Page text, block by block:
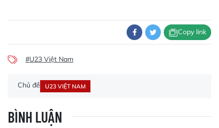
Copy link
#U23 Việt Nam
Chủ đề U23 VIỆT NAM
BÌNH LUẬN